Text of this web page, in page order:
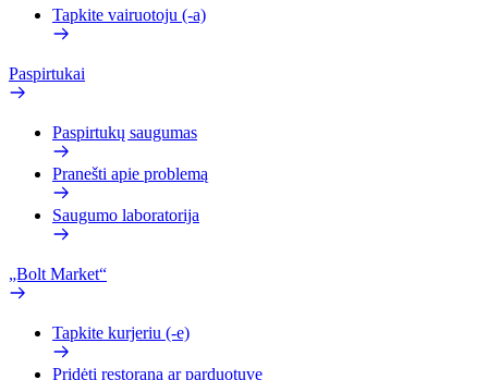
Tapkite vairuotoju (-a)
Paspirtukai
Paspirtukų saugumas
Pranešti apie problemą
Saugumo laboratorija
„Bolt Market“
Tapkite kurjeriu (-e)
Pridėti restoraną ar parduotuvę